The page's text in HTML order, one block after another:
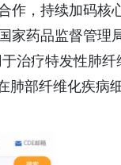
作，持续加码核
家药品监督管理
治疗特发性肺纤
肺部纤维化疾病